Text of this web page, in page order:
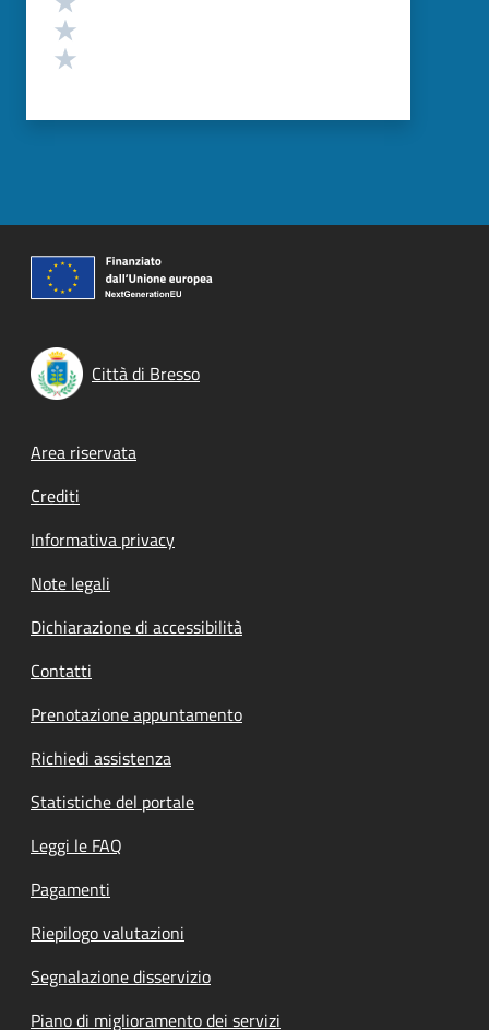
Città di Bresso
Footer menu
Area riservata
Crediti
Informativa privacy
Note legali
Dichiarazione di accessibilità
Contatti
Prenotazione appuntamento
Richiedi assistenza
Statistiche del portale
Leggi le FAQ
Pagamenti
Riepilogo valutazioni
Segnalazione disservizio
Piano di miglioramento dei servizi